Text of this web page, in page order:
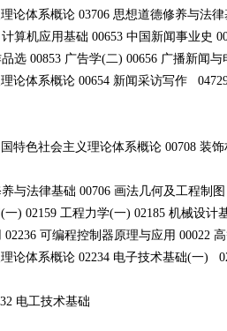
论体系概论 03706 思想道德修养与法
算机应用基础 00653 中国新闻事业史
选 00853 广告学(二) 00656 广播新闻与
论体系概论 00654 新闻采访写作
特色社会主义理论体系概论 00708 装
与法律基础 00706 画法几何及工程制
) 02159 工程力学(一) 02185 机械设计
可编程控制器原理与应用 00022
论体系概论 02234 电子技术基础(一)
电工技术基础